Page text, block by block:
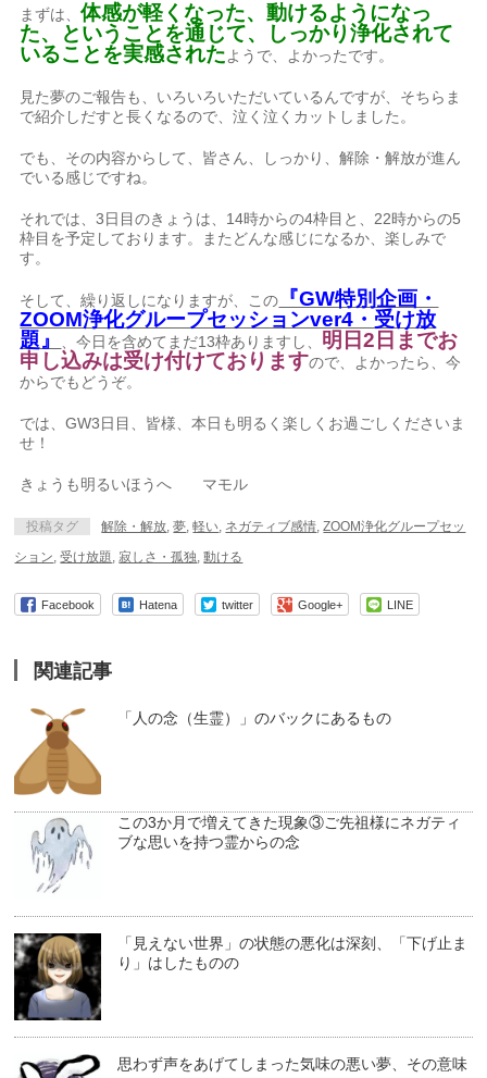
まずは、体感が軽くなった、動けるようになっ
た、ということを通じて、しっかり浄化されて
いることを実感されたようで、よかったです。
見た夢のご報告も、いろいろいただいているんですが、そちらま
で紹介しだすと長くなるので、泣く泣くカットしました。
でも、その内容からして、皆さん、しっかり、解除・解放が進ん
でいる感じですね。
それでは、3日目のきょうは、14時からの4枠目と、22時からの5
枠目を予定しております。またどんな感じになるか、楽しみで
す。
そして、繰り返しになりますが、この
『GW特別企画・
ZOOM浄化グループセッションver4・受け放
題』
、今日を含めてまだ13枠ありますし、 明日2日までお
申し込みは受け付けておりますので、よかったら、今
からでもどうぞ。
では、GW3日目、皆様、本日も明るく楽しくお過ごしくださいま
せ！
きょうも明るいほうへ マモル
投稿タグ 解除・解放,夢,軽い, ネガティブ感情,ZOOM浄化グループセッ
ション,受け放題,寂しさ・孤独,動ける
Facebook Hatena twitter Google+ LINE
関連記事
「人の念（生霊）」のバックにあるもの
この3か月で増えてきた現象③ご先祖様にネガティ
ブな思いを持つ霊からの念
「見えない世界」の状態の悪化は深刻、「下げ止ま
り」はしたものの
思わず声をあげてしまった気味の悪い夢、その意味